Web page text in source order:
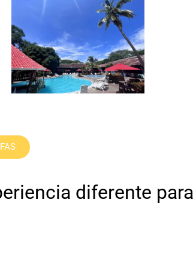
diferente para